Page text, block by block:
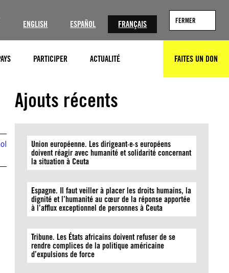
ENGLISH ESPAÑOL FRANÇAIS FERMER
PARTICIPER ACTUALITÉ RECHERCHERFAITES UN DON
Ajouts récents
Union européenne. Les dirigeant·e·s européens
doivent réagir avec humanité et solidarité concernant
la situation à Ceuta
Espagne. Il faut veiller à placer les droits humains, la
dignité et l’humanité au cœur de la réponse apportée
à l’afflux exceptionnel de personnes à Ceuta
Tribune. Les États africains doivent refuser de se
rendre complices de la politique américaine
d’expulsions de force